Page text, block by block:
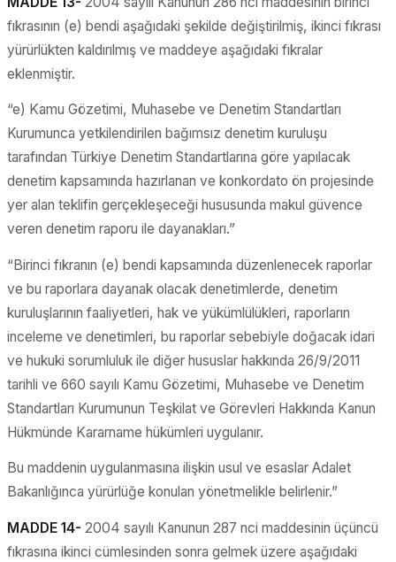
fıkrasının (e) bendi aşağıdaki şekilde değiştirilmiş, ikinci fıkrası
yürürlükten kaldırılmış ve maddeye aşağıdaki fıkralar
eklenmiştir.
“e) Kamu Gözetimi, Muhasebe ve Denetim Standartları
Kurumunca yetkilendirilen bağımsız denetim kuruluşu
tarafından Türkiye Denetim Standartlarına göre yapılacak
denetim kapsamında hazırlanan ve konkordato ön projesinde
yer alan teklifin gerçekleşeceği hususunda makul güvence
veren denetim raporu ile dayanakları.”
“Birinci fıkranın (e) bendi kapsamında düzenlenecek raporlar
ve bu raporlara dayanak olacak denetimlerde, denetim
kuruluşlarının faaliyetleri, hak ve yükümlülükleri, raporların
inceleme ve denetimleri, bu raporlar sebebiyle doğacak idari
ve hukuki sorumluluk ile diğer hususlar hakkında 26/9/2011
tarihli ve 660 sayılı Kamu Gözetimi, Muhasebe ve Denetim
Standartları Kurumunun Teşkilat ve Görevleri Hakkında Kanun
Hükmünde Kararname hükümleri uygulanır.
Bu maddenin uygulanmasına ilişkin usul ve esaslar Adalet
Bakanlığınca yürürlüğe konulan yönetmelikle belirlenir.”
MADDE 14- 2004 sayılı Kanunun 287 nci maddesinin üçüncü
fıkrasına ikinci cümlesinden sonra gelmek üzere aşağıdaki